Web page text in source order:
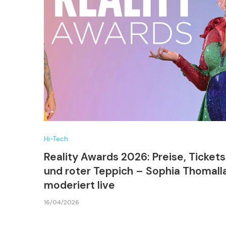
Hi-Tech
Reality Awards 2026: Preise, Tickets
und roter Teppich – Sophia
moderiert live
16/04/2026